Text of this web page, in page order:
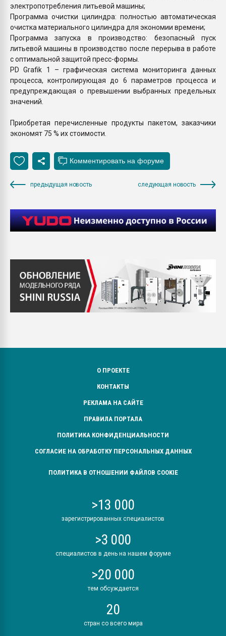
электропотребления литьевой машины;
Программа очистки цилиндра: полностью автоматическая
очистка материального цилиндра для экономии времени;
Программа запуска в производство: безопасный пуск
литьевой машины в производство после перерыва в работе
с оптимальной защитой пресс-формы.
PD Grafik 1 – графическая система мониторинга данных
процесса, контролирующая до 6 параметров процесса и
предупреждающая о превышении выбранных предельных
значений.
Приобретая перечисленные продукты пакетом, заказчики
экономят 75 % их стоимости.
предыдущая новость следующая новость
О ПРОЕКТЕ
КОНТАКТЫ
РЕКЛАМА НА САЙТЕ
ПРАВИЛА ПОРТАЛА
ПОЛИТИКА КОНФИДЕНЦИАЛЬНОСТИ
СОГЛАСИЕ НА ОБРАБОТКУ ПЕРСОНАЛЬНЫХ ДАННЫХ
ПОЛИТИКА В ОТНОШЕНИИ ФАЙЛОВ COOKIE
>13 000
зарегистрированных специалистов
>3 000
специалистов в день на нашем форуме
>20 000
тем обсуждается
20
стран со всего мира